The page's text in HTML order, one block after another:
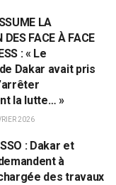
LA
DES FACE À FACE
: « Le
Dakar avait pris
la lutte… »
2026
: Dakar et
à
des travaux